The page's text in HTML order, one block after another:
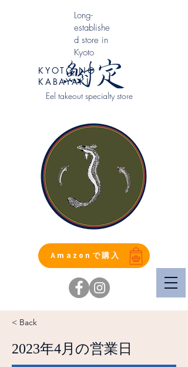
​Long-
establishe
d store in
Kyoto
Eel takeout specialty store
KYOTO NO
KABAYAKI
Amazonで購入
< Back
2023年4月の営業日